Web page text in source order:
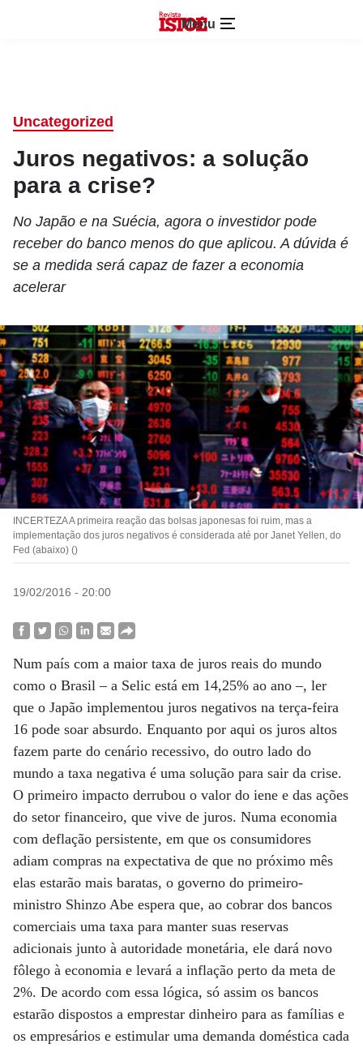
Menu
Uncategorized
Juros negativos: a solução
para a crise?
No Japão e na Suécia, agora o investidor pode
receber do banco menos do que aplicou. A dúvida é
se a medida será capaz de fazer a economia
acelerar
INCERTEZA A primeira reação das bolsas japonesas foi ruim, mas a
implementação dos juros negativos é considerada até por Janet Yellen, do
Fed (abaixo) ()
19/02/2016 - 20:00
Num país com a maior taxa de juros reais do mundo
como o Brasil – a Selic está em 14,25% ao ano –, ler
que o Japão implementou juros negativos na terça-feira
16 pode soar absurdo. Enquanto por aqui os juros altos
fazem parte do cenário recessivo, do outro lado do
mundo a taxa negativa é uma solução para sair da crise.
O primeiro impacto derrubou o valor do iene e das ações
do setor financeiro, que vive de juros. Numa economia
com deflação persistente, em que os consumidores
adiam compras na expectativa de que no próximo mês
elas estarão mais baratas, o governo do primeiro-
ministro Shinzo Abe espera que, ao cobrar dos bancos
comerciais uma taxa para manter suas reservas
adicionais junto à autoridade monetária, ele dará novo
fôlego à economia e levará a inflação perto da meta de
2%. De acordo com essa lógica, só assim os bancos
estarão dispostos a emprestar dinheiro para as famílias e
os empresários e estimular uma demanda doméstica cada